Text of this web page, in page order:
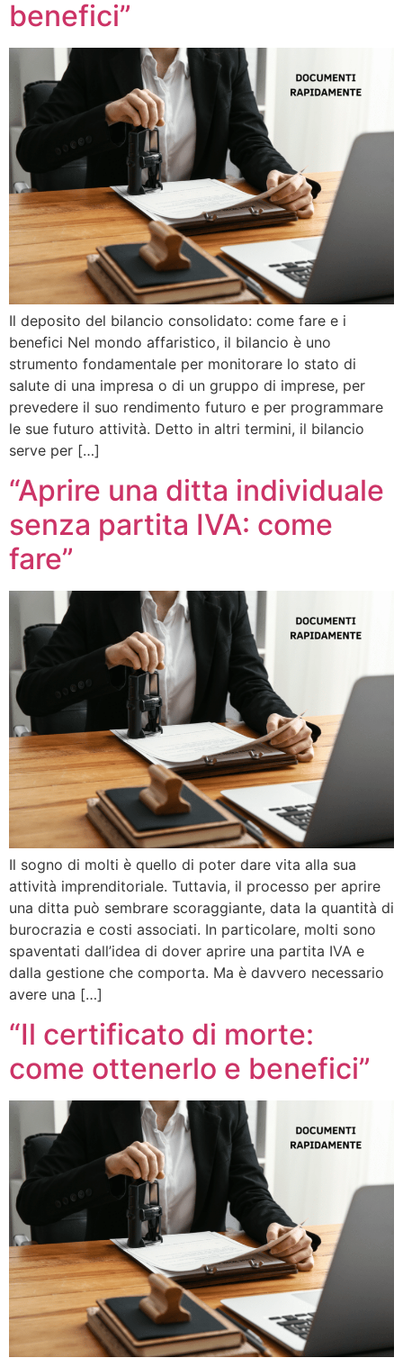
benefici”
Il deposito del bilancio consolidato: come fare e i
benefici Nel mondo affaristico, il bilancio è uno
strumento fondamentale per monitorare lo stato di
salute di una impresa o di un gruppo di imprese, per
prevedere il suo rendimento futuro e per programmare
le sue futuro attività. Detto in altri termini, il bilancio
serve per […]
“Aprire una ditta individuale
senza partita IVA: come
fare”
Il sogno di molti è quello di poter dare vita alla sua
attività imprenditoriale. Tuttavia, il processo per aprire
una ditta può sembrare scoraggiante, data la quantità di
burocrazia e costi associati. In particolare, molti sono
spaventati dall’idea di dover aprire una partita IVA e
dalla gestione che comporta. Ma è davvero necessario
avere una […]
“Il certificato di morte:
come ottenerlo e benefici”